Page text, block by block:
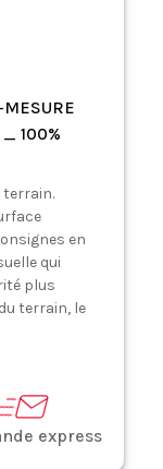
100%
terrain.
en
qui
plus
terrain, le
express